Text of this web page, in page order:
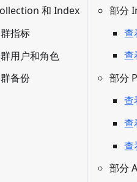
和 Index
指标
用户和角色
备份
部分
查
查
部分
查
查
查
部分